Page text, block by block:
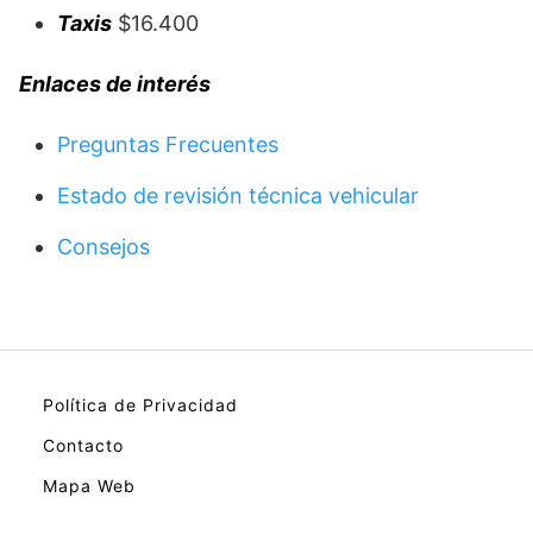
Taxis $16.400
Enlacesde interés
Preguntas Frecuentes
Estado de revisión técnica vehicular
Consejos
Política de Privacidad
Contacto
Mapa Web